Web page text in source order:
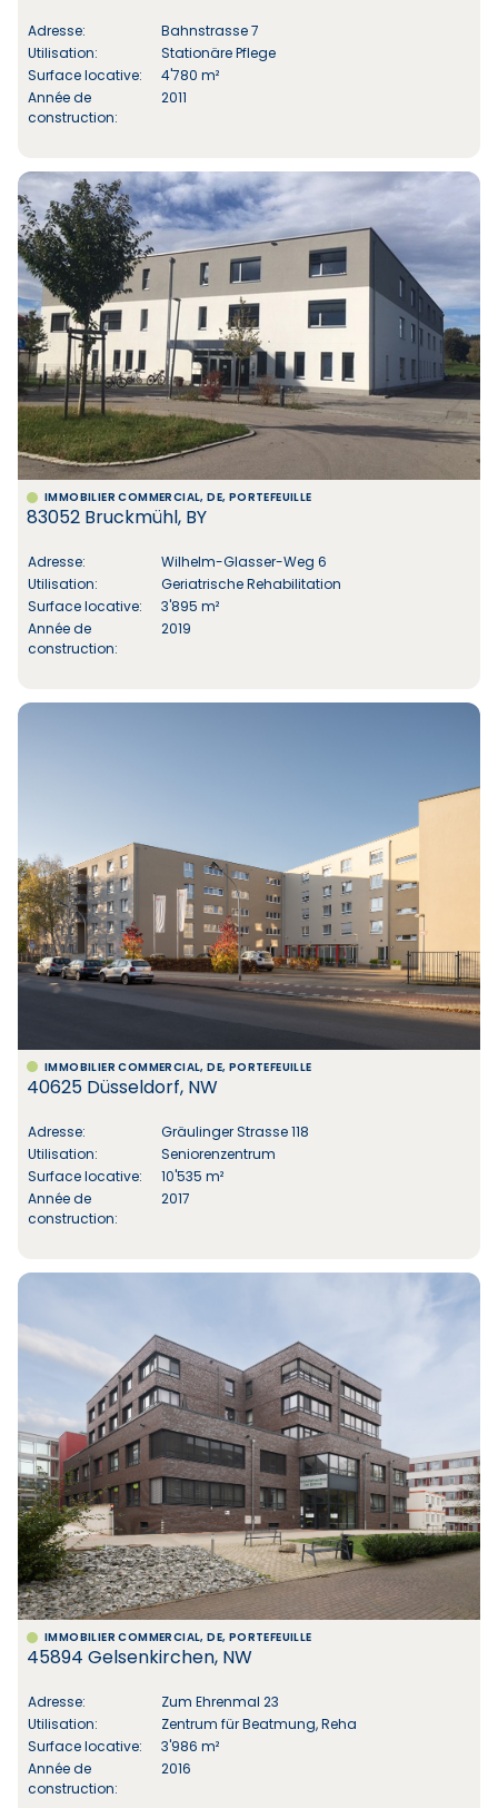
Adresse:
Bahnstrasse 7
Utilisation:
Stationäre Pflege
Surface locative:
4'780 m²
Année de
construction:
2011
IMMOBILIER COMMERCIAL, DE, PORTEFEUILLE
83052 Bruckmühl, BY
Adresse:
Wilhelm-Glasser-Weg 6
Utilisation:
Geriatrische Rehabilitation
Surface locative:
3'895 m²
Année de
construction:
2019
IMMOBILIER COMMERCIAL, DE, PORTEFEUILLE
40625 Düsseldorf, NW
Adresse:
Gräulinger Strasse 118
Utilisation:
Seniorenzentrum
Surface locative:
10'535 m²
Année de
construction:
2017
IMMOBILIER COMMERCIAL, DE, PORTEFEUILLE
45894 Gelsenkirchen, NW
Adresse:
Zum Ehrenmal 23
Utilisation:
Zentrum für Beatmung, Reha
Surface locative:
3'986 m²
Année de
construction:
2016